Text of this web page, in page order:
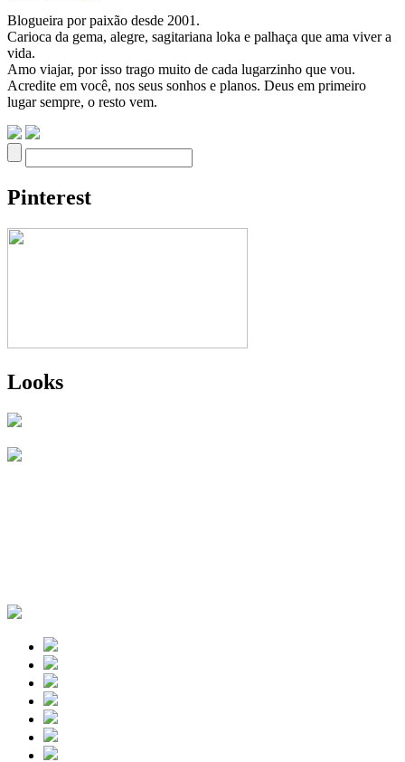
Blogueira por paixão desde 2001.
Carioca da gema, alegre, sagitariana loka e palhaça que ama viver a
vida.
Amo viajar, por isso trago muito de cada lugarzinho que vou.
Acredite em você, nos seus sonhos e planos. Deus em primeiro
lugar sempre, o resto vem.
Pinterest
Looks